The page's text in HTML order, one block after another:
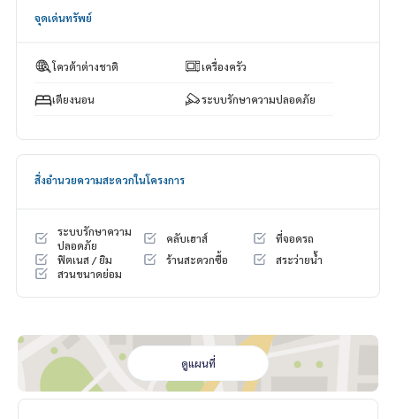
- สถานีรถไฟฟ้าใต้ดินบางซ่อน 2 นาที
- จุดขึ้น-ลงทางด่วนประชาชื่น, กำแพงเพชร 2
- โรงพยาบาลเกษมราษฎร์ ประชาชื่น
- โรงพยาบาลศรีธัญญา
- ร้านอาหารนิตยาไก่ย่าง
===============
.
อยากดูคอนโด ต้องที่
DoCondo.com
จุดเด่นทรัพย์
โควต้าต่างชาติ เครื่องครัว
เตียงนอน ระบบรักษาความปลอดภัย
สิ่งอำนวยความสะดวกในโครงการ
ระบบรักษาความ
ปลอดภัย
คลับเฮาส์
ที่จอดรถ
ฟิตเนส / ยิม
ร้านสะดวกซื้อ
สระว่ายน้ำ
สวนขนาดย่อม
ดูแผนที่